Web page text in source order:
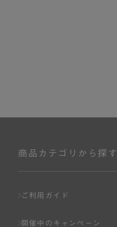
商品カテゴリから探す
ご利用ガイド
開催中のキャンペーン